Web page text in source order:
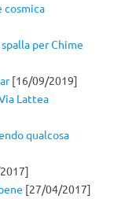
cosmica
per Chime
[16/09/2019]
Lattea
qualcosa
[27/04/2017]